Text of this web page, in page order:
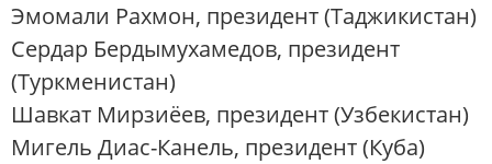
Эмомали Рахмон, президент (Таджикистан)
Сердар Бердымухамедов, президент
(Туркменистан)
Шавкат Мирзиёев, президент (Узбекистан)
Мигель Диас-Канель, президент (Куба)